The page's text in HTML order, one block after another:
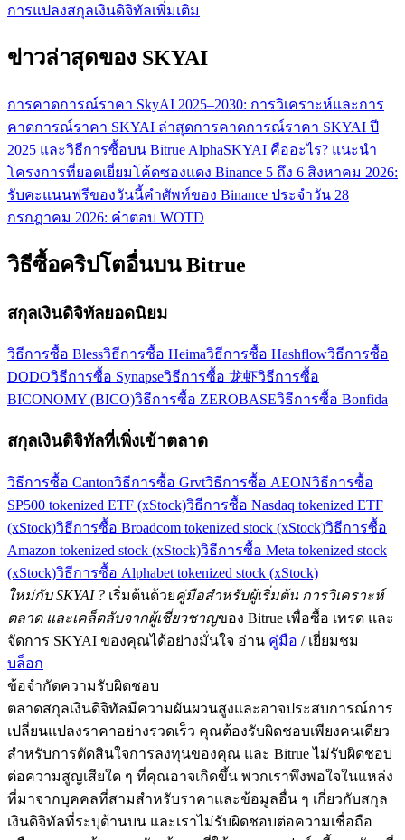
การแปลงสกุลเงินดิจิทัลเพิ่มเติม
ข่าวล่าสุดของ SKYAI
การคาดการณ์ราคา SkyAI 2025–2030: การวิเคราะห์และการ
คาดการณ์ราคา SKYAI ล่าสุดการคาดการณ์ราคา SKYAI ปี
2025 และวิธีการซื้อบน Bitrue AlphaSKYAI คืออะไร? แนะนำ
โครงการที่ยอดเยี่ยมโค้ดซองแดง Binance 5 ถึง 6 สิงหาคม 2026:
รับคะแนนฟรีของวันนี้คำศัพท์ของ Binance ประจำวัน 28
กรกฎาคม 2026: คำตอบ WOTD
วิธีซื้อคริปโตอื่นบน Bitrue
สกุลเงินดิจิทัลยอดนิยม
วิธีการซื้อ Blessวิธีการซื้อ Heimaวิธีการซื้อ Hashflowวิธีการซื้อ
DODOวิธีการซื้อ Synapseวิธีการซื้อ 龙虾วิธีการซื้อ
BICONOMY (BICO)วิธีการซื้อ ZEROBASEวิธีการซื้อ Bonfida
สกุลเงินดิจิทัลที่เพิ่งเข้าตลาด
วิธีการซื้อ Cantonวิธีการซื้อ Grvtวิธีการซื้อ AEONวิธีการซื้อ
SP500 tokenized ETF (xStock)วิธีการซื้อ Nasdaq tokenized ETF
(xStock)วิธีการซื้อ Broadcom tokenized stock (xStock)วิธีการซื้อ
Amazon tokenized stock (xStock)วิธีการซื้อ Meta tokenized stock
(xStock)วิธีการซื้อ Alphabet tokenized stock (xStock)
ใหม่กับ SKYAI ? เริ่มต้นด้วยคู่มือสำหรับผู้เริ่มต้น การวิเคราะห์
ตลาด และเคล็ดลับจากผู้เชี่ยวชาญของ Bitrue เพื่อซื้อ เทรด และ
จัดการ SKYAI ของคุณได้อย่างมั่นใจ อ่าน คู่มือ / เยี่ยมชม
บล็อก
ข้อจำกัดความรับผิดชอบ
ตลาดสกุลเงินดิจิทัลมีความผันผวนสูงและอาจประสบการณ์การ
เปลี่ยนแปลงราคาอย่างรวดเร็ว คุณต้องรับผิดชอบเพียงคนเดียว
สำหรับการตัดสินใจการลงทุนของคุณ และ Bitrue ไม่รับผิดชอบ
ต่อความสูญเสียใด ๆ ที่คุณอาจเกิดขึ้น พวกเราพึงพอใจในแหล่ง
ที่มาจากบุคคลที่สามสำหรับราคาและข้อมูลอื่น ๆ เกี่ยวกับสกุล
เงินดิจิทัลที่ระบุด้านบน และเราไม่รับผิดชอบต่อความเชื่อถือ